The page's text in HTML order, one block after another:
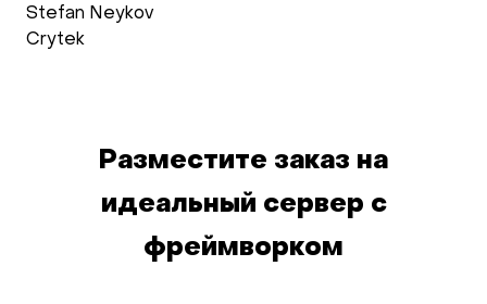
Stefan Neykov
Crytek
Разместите заказ на
идеальный сервер с
фреймворком